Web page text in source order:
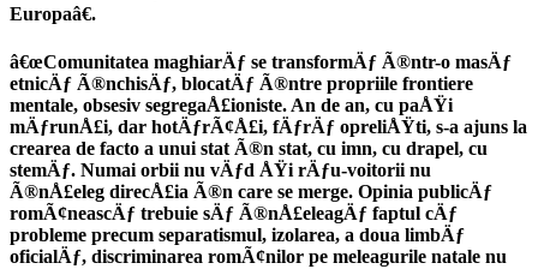
Europaâ€.
â€œComunitatea maghiarÄƒ se transformÄƒ Ã®ntr-o masÄƒ
etnicÄƒ Ã®nchisÄƒ, blocatÄƒ Ã®ntre propriile frontiere
mentale, obsesiv segregaÅ£ioniste. An de an, cu paÅŸi
mÄƒrunÅ£i, dar hotÄƒrÃ¢Å£i, fÄƒrÄƒ opreliÅŸti, s-a ajuns la
crearea de facto a unui stat Ã®n stat, cu imn, cu drapel, cu
stemÄƒ. Numai orbii nu vÄƒd ÅŸi rÄƒu-voitorii nu
Ã®nÅ£eleg direcÅ£ia Ã®n care se merge. Opinia publicÄƒ
romÃ¢neascÄƒ trebuie sÄƒ Ã®nÅ£eleagÄƒ faptul cÄƒ
probleme precum separatismul, izolarea, a doua limbÄƒ
oficialÄƒ, discriminarea romÃ¢nilor pe meleagurile natale nu